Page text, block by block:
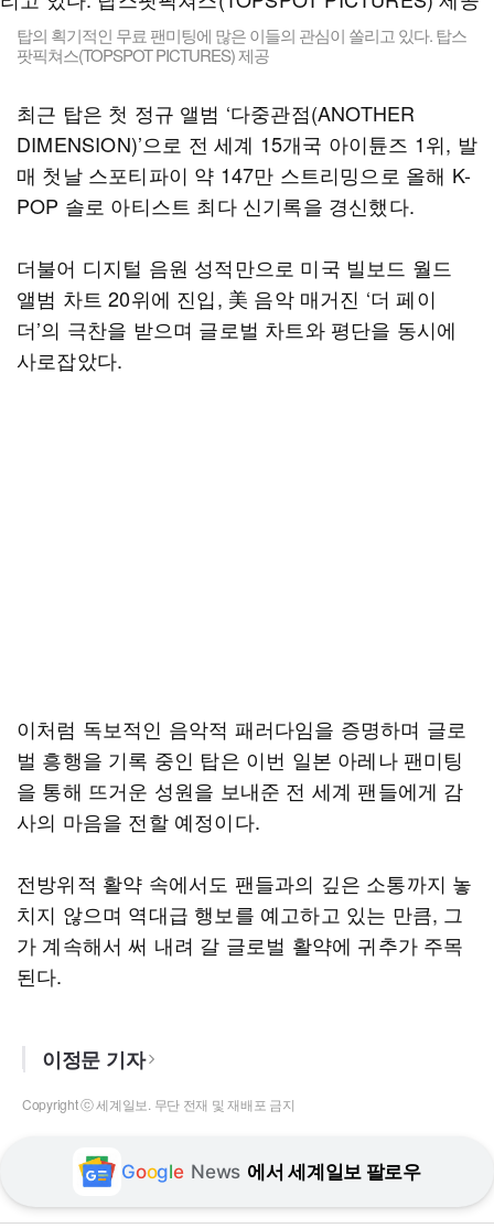
탑의 획기적인 무료 팬미팅에 많은 이들의 관심이 쏠리고 있다. 탑스
팟픽쳐스(TOPSPOT PICTURES) 제공
최근 탑은 첫 정규 앨범 ‘다중관점(ANOTHER
DIMENSION)’으로 전 세계 15개국 아이튠즈 1위, 발
매 첫날 스포티파이 약 147만 스트리밍으로 올해 K-
POP 솔로 아티스트 최다 신기록을 경신했다.
더불어 디지털 음원 성적만으로 미국 빌보드 월드
앨범 차트 20위에 진입, 美 음악 매거진 ‘더 페이
더’의 극찬을 받으며 글로벌 차트와 평단을 동시에
사로잡았다.
이처럼 독보적인 음악적 패러다임을 증명하며 글로
벌 흥행을 기록 중인 탑은 이번 일본 아레나 팬미팅
을 통해 뜨거운 성원을 보내준 전 세계 팬들에게 감
사의 마음을 전할 예정이다.
전방위적 활약 속에서도 팬들과의 깊은 소통까지 놓
치지 않으며 역대급 행보를 예고하고 있는 만큼, 그
가 계속해서 써 내려 갈 글로벌 활약에 귀추가 주목
된다.
이정문 기자
Copyright ⓒ 세계일보. 무단 전재 및 재배포 금지
Google News 에서 세계일보 팔로우